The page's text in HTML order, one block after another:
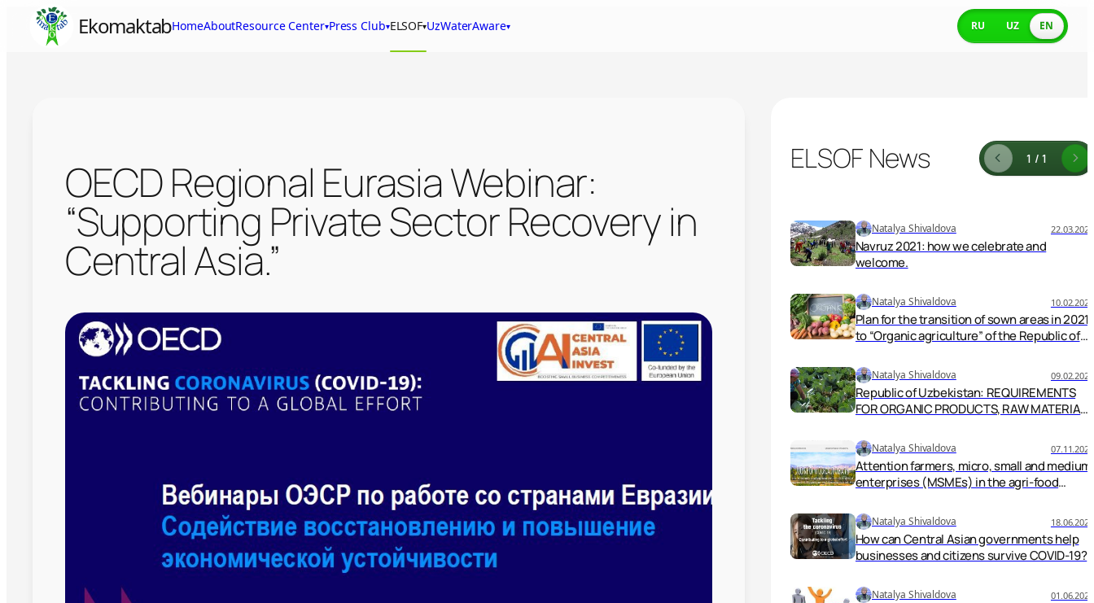
Skip
EkomaktabHomeAboutResource Center▾Press Club▾ELSOF▾UzWaterAware▾ RU UZ EN
OECD Regional Eurasia Webinar:
“Supporting Private Sector Recovery in
Central Asia.”
ELSOF News 1 / 1
Natalya Shivaldova 22.03.2021
Navruz 2021: how we celebrate and
welcome.
Natalya Shivaldova 10.02.2021
Plan for the transition of sown areas in 2021
to “Organic agriculture” of the Republic of
Decree No. UK 5995
Natalya Shivaldova 09.02.2021
Republic of Uzbekistan: REQUIREMENTS
FOR ORGANIC PRODUCTS, RAW MATERIALS
Natalya Shivaldova 07.11.2020
Attention farmers, micro, small and medium
enterprises (MSMEs) in the agri-food
Natalya Shivaldova 18.06.2020
How can Central Asian governments help
businesses and citizens survive COVID-19?
Natalya Shivaldova 01.06.2020